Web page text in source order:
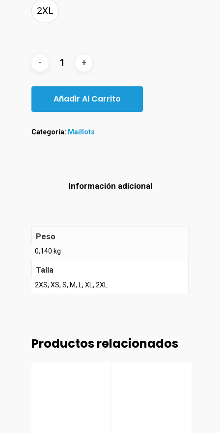
2XL
Añadir Al Carrito
Categoría: Maillots
Información adicional
Peso
0,140 kg
Talla
2XS, XS, S, M, L, XL, 2XL
Productos relacionados